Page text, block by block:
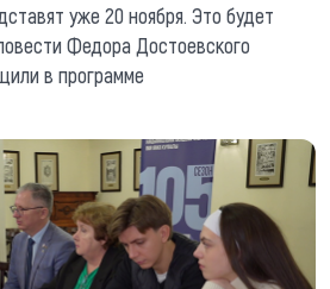
уже 20 ноября. Это будет
Федора Достоевского
в программе